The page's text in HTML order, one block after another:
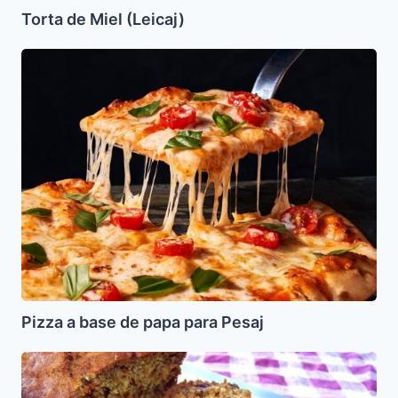
Torta de Miel (Leicaj)
Pizza
Pesaj
Pizza a base de papa para Pesaj
Pan
de